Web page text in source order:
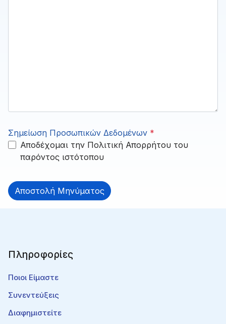
Σημείωση Προσωπικών Δεδομένων *
Αποδέχομαι την Πολιτική Απορρήτου του
παρόντος ιστότοπου
Αποστολή Μηνύματος
Πληροφορίες
Ποιοι Είμαστε
Συνεντεύξεις
Διαφημιστείτε